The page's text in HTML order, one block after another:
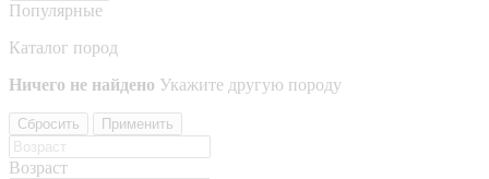
Популярные
Каталог пород
Ничего не найдено Укажите другую породу
Сбросить Применить
Возраст